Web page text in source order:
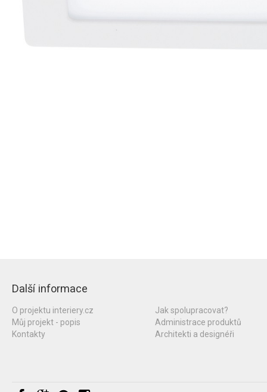
Další informace
O projektu interiery.cz
Můj projekt - popis
Kontakty
Jak spolupracovat?
Administrace produktů
Architekti a designéři